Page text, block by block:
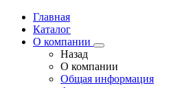
Главная
Каталог
О компании
Назад
О компании
Общая информация